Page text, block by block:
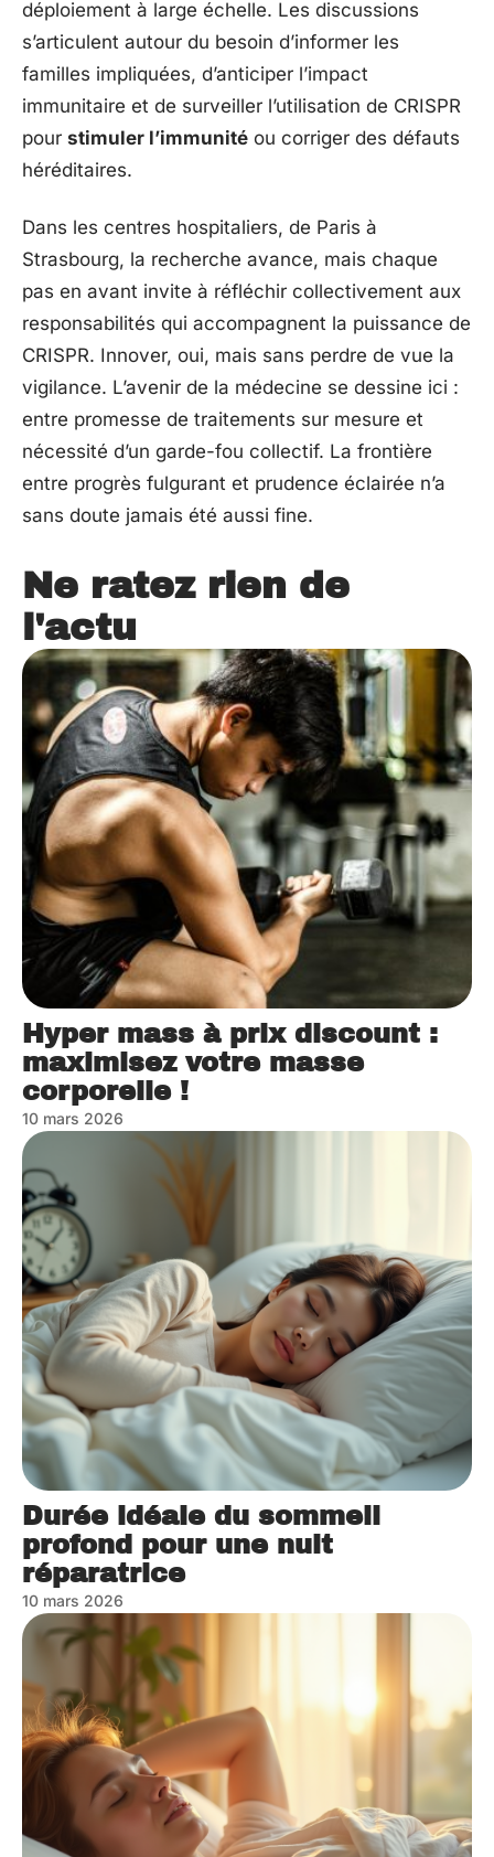
déploiement à large échelle. Les discussions
s’articulent autour du besoin d’informer les
familles impliquées, d’anticiper l’impact
immunitaire et de surveiller l’utilisation de CRISPR
pour stimuler l’immunité ou corriger des défauts
héréditaires.
Dans les centres hospitaliers, de Paris à
Strasbourg, la recherche avance, mais chaque
pas en avant invite à réfléchir collectivement aux
responsabilités qui accompagnent la puissance de
CRISPR. Innover, oui, mais sans perdre de vue la
vigilance. L’avenir de la médecine se dessine ici :
entre promesse de traitements sur mesure et
nécessité d’un garde-fou collectif. La frontière
entre progrès fulgurant et prudence éclairée n’a
sans doute jamais été aussi fine.
Ne ratez rien de
l'actu
Hyper mass à prix discount :
maximisez votre masse
corporelle !
10 mars 2026
Durée idéale du sommeil
profond pour une nuit
réparatrice
10 mars 2026